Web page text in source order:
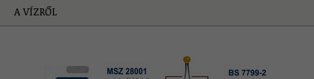
A VÍZRŐL